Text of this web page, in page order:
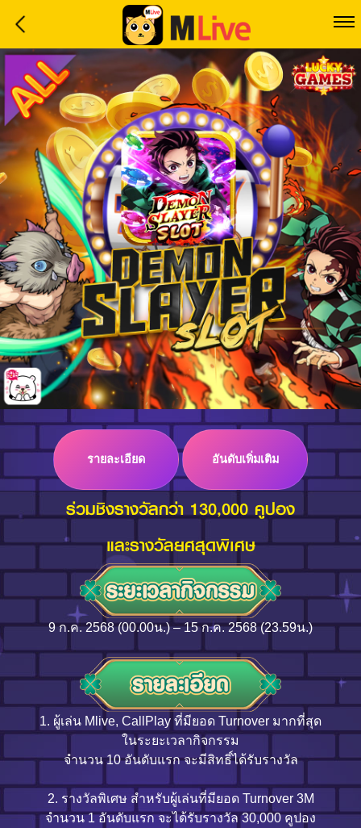
Home
Event
LuckyGame
WinwinCoin
Debit
Mdoll
Help
Support
Language
:
Log in
Top up
รายละเอียด อันดับเพิ่มเติม
ร่วมชิงรางวัลกว่า 130,000 คูปอง
และรางวัลยศสุดพิเศษ
9 ก.ค. 2568 (00.00น.) – 15 ก.ค. 2568 (23.59น.)
1. ผู้เล่น Mlive, CallPlay ที่มียอด Turnover มากที่สุด
ในระยะเวลากิจกรรม
จำนวน 10 อันดับแรก จะมีสิทธิ์ได้รับรางวัล
2. รางวัลพิเศษ สำหรับผู้เล่นที่มียอด Turnover 3M
จำนวน 1 อันดับแรก จะได้รับรางวัล 30,000 คูปอง